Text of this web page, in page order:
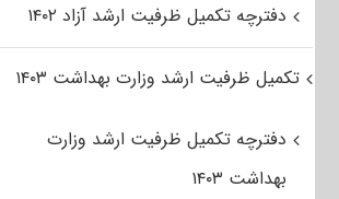
دفترچه تکمیل ظرفیت ارشد آزاد ۱۴۰۲
تکمیل ظرفیت ارشد وزارت بهداشت ۱۴۰۳
دفترچه تکمیل ظرفیت ارشد وزارت
بهداشت ۱۴۰۳